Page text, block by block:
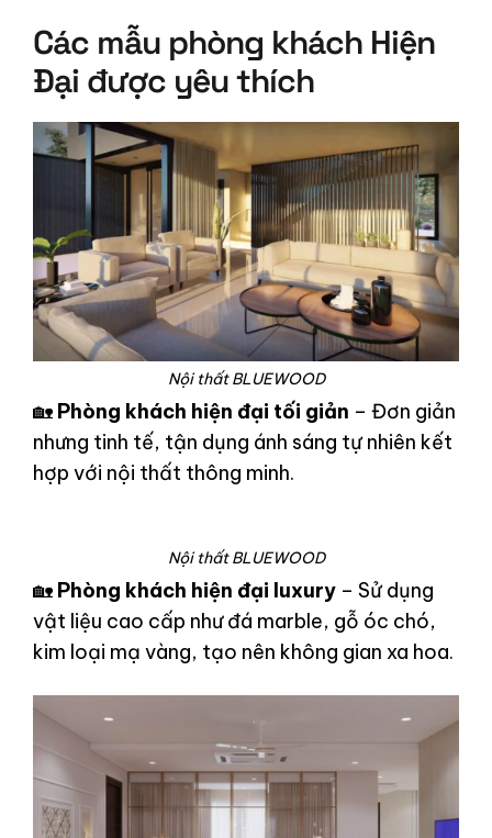
Các mẫu phòng khách Hiện
Đại được yêu thích
Nội thất BLUEWOOD
🏡 Phòng khách hiện đại tối giản – Đơn giản
nhưng tinh tế, tận dụng ánh sáng tự nhiên kết
hợp với nội thất thông minh.
Nội thất BLUEWOOD
🏡 Phòng khách hiện đại luxury – Sử dụng
vật liệu cao cấp như đá marble, gỗ óc chó,
kim loại mạ vàng, tạo nên không gian xa hoa.